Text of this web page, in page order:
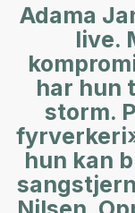
Adama
live.
har hun
storm.
hun kan